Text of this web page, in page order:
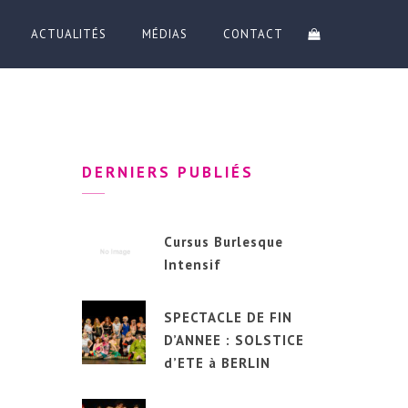
ACTUALITÉS MÉDIAS CONTACT
DERNIERS PUBLIÉS
Cursus Burlesque
Intensif
SPECTACLE DE FIN
D’ANNEE : SOLSTICE
d’ETE à BERLIN